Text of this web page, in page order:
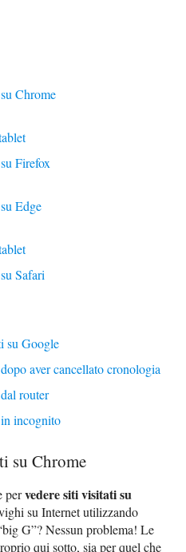
Chrome
Firefox
Edge
Safari
su Google
aver cancellato cronologia
router
incognito
su Chrome
pervedere siti visitati su
su Internet utilizzando
G”? Nessun problema! Le
qui sotto, sia per quel che